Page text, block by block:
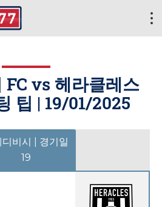
FC vs 헤라클레스
팁 | 19/01/2025
디비시 | 경기일
19